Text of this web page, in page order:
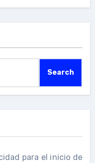
Search
para el inicio de